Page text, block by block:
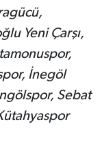
Yeni Çarşı,
İnegöl
Sebat